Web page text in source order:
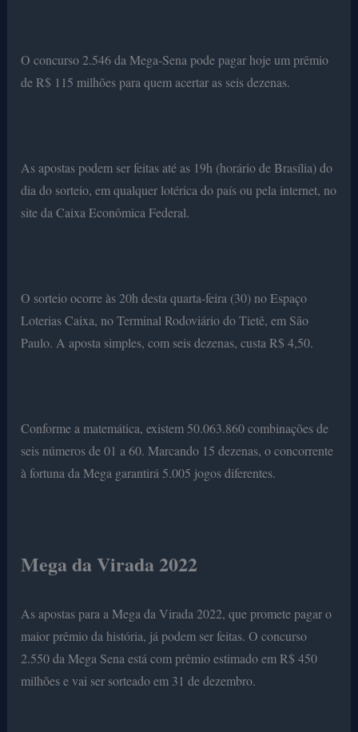
O concurso 2.546 da Mega-Sena pode pagar hoje um prêmio
de R$ 115 milhões para quem acertar as seis dezenas.
As apostas podem ser feitas até as 19h (horário de Brasília) do
dia do sorteio, em qualquer lotérica do país ou pela internet, no
site da Caixa Econômica Federal.
O sorteio ocorre às 20h desta quarta-feira (30) no Espaço
Loterias Caixa, no Terminal Rodoviário do Tietê, em São
Paulo. A aposta simples, com seis dezenas, custa R$ 4,50.
Conforme a matemática, existem 50.063.860 combinações de
seis números de 01 a 60. Marcando 15 dezenas, o concorrente
à fortuna da Mega garantirá 5.005 jogos diferentes.
Mega da Virada 2022
As apostas para a Mega da Virada 2022, que promete pagar o
maior prêmio da história, já podem ser feitas. O concurso
2.550 da Mega Sena está com prêmio estimado em R$ 450
milhões e vai ser sorteado em 31 de dezembro.